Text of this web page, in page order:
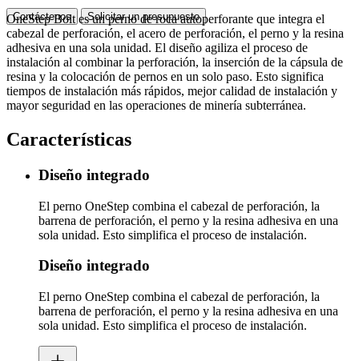
Contáctenos Solicitar un presupuesto
OneStep Bolt es un perno de roca autoperforante que integra el
cabezal de perforación, el acero de perforación, el perno y la resina
adhesiva en una sola unidad. El diseño agiliza el proceso de
instalación al combinar la perforación, la inserción de la cápsula de
resina y la colocación de pernos en un solo paso. Esto significa
tiempos de instalación más rápidos, mejor calidad de instalación y
mayor seguridad en las operaciones de minería subterránea.
Características
Diseño integrado
El perno OneStep combina el cabezal de perforación, la
barrena de perforación, el perno y la resina adhesiva en una
sola unidad. Esto simplifica el proceso de instalación.
Diseño integrado
El perno OneStep combina el cabezal de perforación, la
barrena de perforación, el perno y la resina adhesiva en una
sola unidad. Esto simplifica el proceso de instalación.